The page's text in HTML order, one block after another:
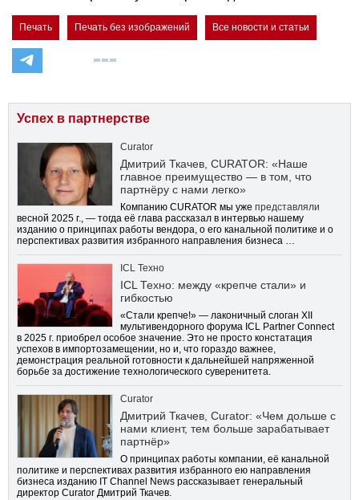
Печать Печать без изображений Все новости и статьи
Успех в партнерстве
Curator
Дмитрий Ткачев, CURATOR: «Наше
главное преимущество — в том, что
партнёру с нами легко»
Компанию CURATOR мы уже представляли
весной 2025 г., — тогда её глава рассказал в интервью нашему
изданию о принципах работы вендора, о его канальной политике и о
перспективах развития избранного направления бизнеса …
ICL Техно
ICL Техно: между «крепче стали» и
гибкостью
«Стали крепче!» — лаконичный слоган XII
мультивендорного форума ICL Partner Connect
в 2025 г. приобрел особое значение. Это не просто констатация
успехов в импортозамещении, но и, что гораздо важнее,
демонстрация реальной готовности к дальнейшей напряженной
борьбе за достижение технологического суверенитета.
Curator
Дмитрий Ткачев, Curator: «Чем дольше с
нами клиент, тем больше зарабатывает
партнёр»
О принципах работы компании, её канальной
политике и перспективах развития избранного ею направления
бизнеса изданию IT Channel News рассказывает генеральный
директор Curator Дмитрий Ткачев.